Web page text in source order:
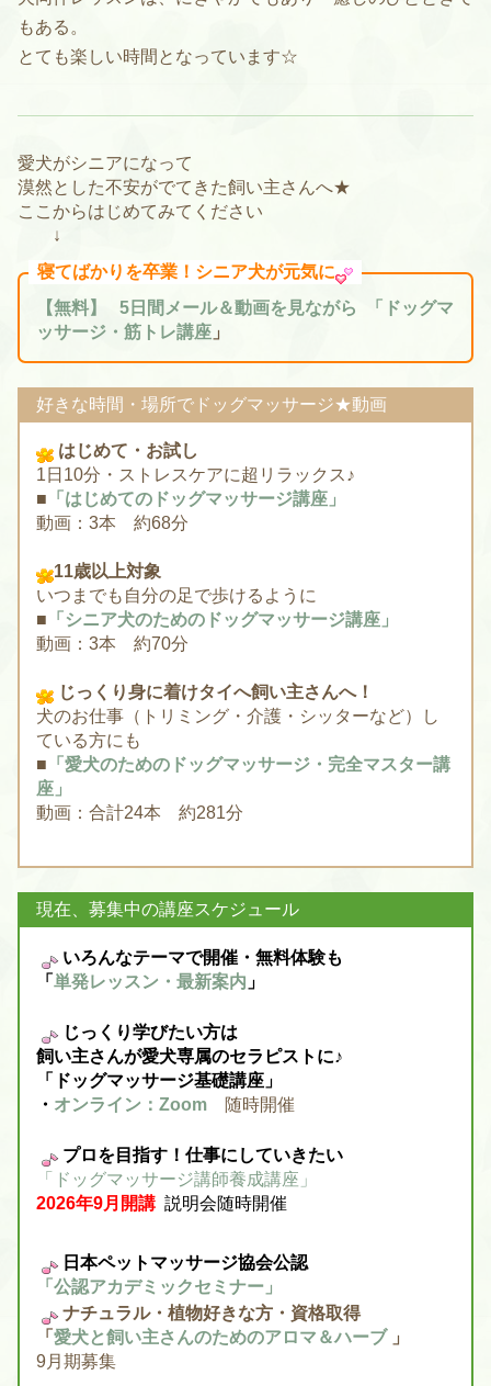
もある。
とても楽しい時間となっています☆
愛犬がシニアになって
漠然とした不安がでてきた飼い主さんへ★
ここからはじめてみてください
↓
寝てばかりを卒業！ シニア犬が元気に
【無料】 5日間メール＆動画を見ながら 「ドッグマ
ッサージ・筋トレ講座 」
好きな時間・場所でドッグマッサージ★動画
はじめて・お試し
1日10分・ストレスケアに超リラックス♪
■ 「はじめてのドッグマッサージ講座」
動画：3本 約68分
11歳以上対象
いつまでも自分の足で歩けるように
■ 「シニア犬のためのドッグマッサージ講座」
動画：3本 約70分
じっくり身に着けタイへ飼い主さんへ！
犬のお仕事（トリミング・介護・シッターなど）し
ている方にも
■ 「愛犬のためのドッグマッサージ・完全マスター講
座」
動画：合計24本 約281分
現在、募集中の講座スケジュール
いろんなテーマで開催・無料体験も
「 単発レッスン・最新案内 」
じっくり学びたい方は
飼い主さんが愛犬専属のセラピストに♪
「ドッグマッサージ基礎講座」
・ オンライン：Zoom 随時開催
プロを目指す！仕事にしていきたい
「ドッグマッサージ講師養成講座」
2026年9月開講 説明会随時開催
日本ペットマッサージ協会公認
「公認アカデミックセミナー」
ナチュラル・植物好きな方・資格取得
「 愛犬と飼い主さんのためのアロマ＆ハーブ」
9月期募集